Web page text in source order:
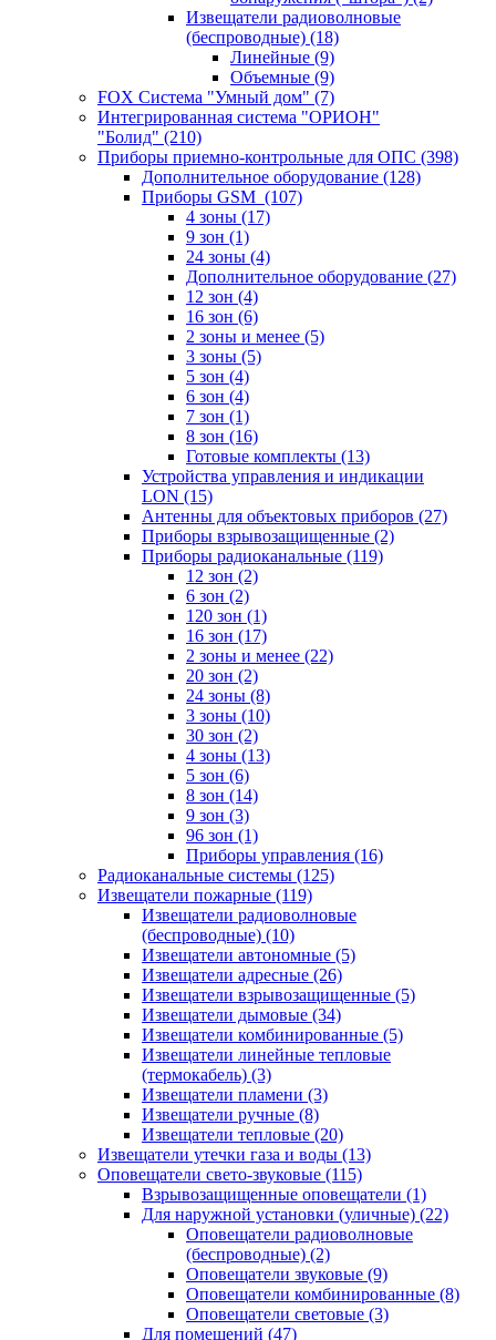
Извещатели радиоволновые
(беспроводные) (18)
Линейные (9)
Объемные (9)
FOX Система "Умный дом" (7)
Интегрированная система "ОРИОН"
"Болид" (210)
Приборы приемно-контрольные для ОПС (398)
Дополнительное оборудование (128)
Приборы GSM (107)
4 зоны (17)
9 зон (1)
24 зоны (4)
Дополнительное оборудование (27)
12 зон (4)
16 зон (6)
2 зоны и менее (5)
3 зоны (5)
5 зон (4)
6 зон (4)
7 зон (1)
8 зон (16)
Готовые комплекты (13)
Устройства управления и индикации
LON (15)
Антенны для объектовых приборов (27)
Приборы взрывозащищенные (2)
Приборы радиоканальные (119)
12 зон (2)
6 зон (2)
120 зон (1)
16 зон (17)
2 зоны и менее (22)
20 зон (2)
24 зоны (8)
3 зоны (10)
30 зон (2)
4 зоны (13)
5 зон (6)
8 зон (14)
9 зон (3)
96 зон (1)
Приборы управления (16)
Радиоканальные системы (125)
Извещатели пожарные (119)
Извещатели радиоволновые
(беспроводные) (10)
Извещатели автономные (5)
Извещатели адресные (26)
Извещатели взрывозащищенные (5)
Извещатели дымовые (34)
Извещатели комбинированные (5)
Извещатели линейные тепловые
(термокабель) (3)
Извещатели пламени (3)
Извещатели ручные (8)
Извещатели тепловые (20)
Извещатели утечки газа и воды (13)
Оповещатели свето-звуковые (115)
Взрывозащищенные оповещатели (1)
Для наружной установки (уличные) (22)
Оповещатели радиоволновые
(беспроводные) (2)
Оповещатели звуковые (9)
Оповещатели комбинированные (8)
Оповещатели световые (3)
Для помещений (47)